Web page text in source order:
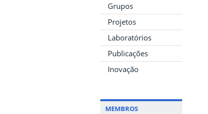
Grupos
Projetos
Laboratórios
Publicações
Inovação
MEMBROS